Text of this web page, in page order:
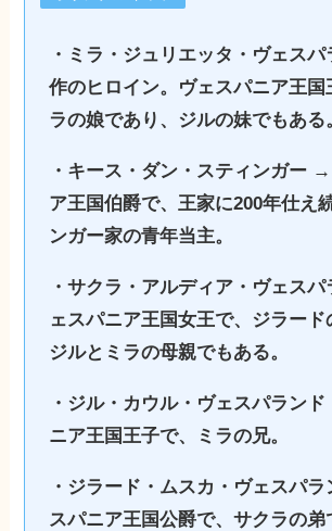
・ミラ・ジュリエッタ・ヴェス
作のヒロイン。ヴェスパニア王国
ラの娘であり、ジルの妹でもある
・キース・ダン・スティンガー
ア王国伯爵で、王家に200年仕え
ンガー家の青年当主。
・サクラ・アルディア・ヴェス
ェスパニア王国女王で、ジラード
ジルとミラの母親でもある。
・ジル・カウル・ヴェスパラン
ニア王国王子で、ミラの兄。
・ジラード・ムスカ・ヴェスパ
スパニア王国公爵で、サクラの弟